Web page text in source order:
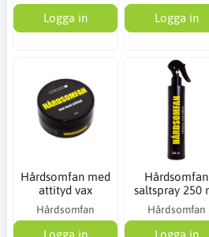
Logga in Logga in
Hårdsomfan med
attityd vax
Hårdsomfan
Hårdsomfan
saltspray 250
Hårdsomfan